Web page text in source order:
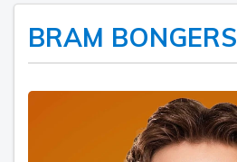
BRAM BONGERS